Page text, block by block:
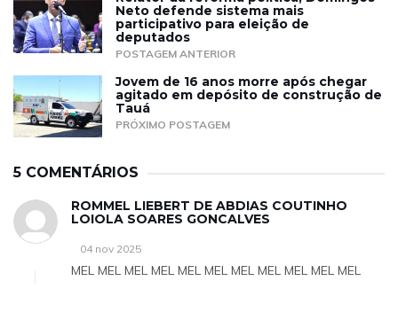
Neto defende sistema mais
participativo para eleição de
deputados
POSTAGEM ANTERIOR
Jovem de 16 anos morre após chegar
agitado em depósito de construção de
Tauá
PRÓXIMO POSTAGEM
5 COMENTÁRIOS
ROMMEL LIEBERT DE ABDIAS COUTINHO
LOIOLA SOARES GONCALVES
04 nov 2025
MEL MEL MEL MEL MEL MEL MEL MEL MEL MEL MEL